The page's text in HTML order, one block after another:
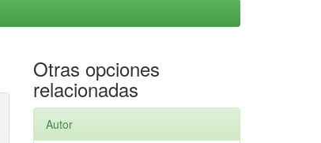
Otras opciones
relacionadas
Autor